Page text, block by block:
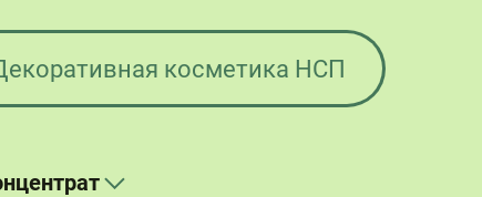
косметика НСП